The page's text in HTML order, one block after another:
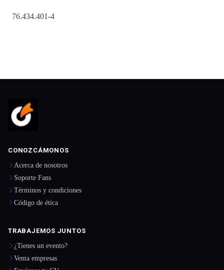
76.434.401-4
CONOZCÁMONOS
Acerca de nosotros
Soporte Fans
Términos y condiciones
Código de ética
TRABAJEMOS JUNTOS
¿Tienes un evento?
Venta empresas